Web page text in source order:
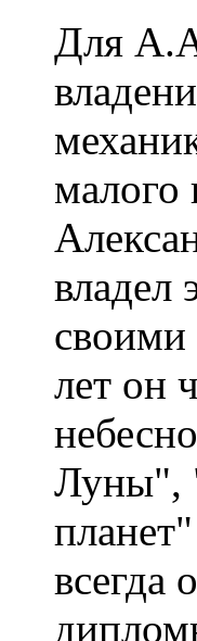
Для
малого
владел
лет он
Луны",
всегда